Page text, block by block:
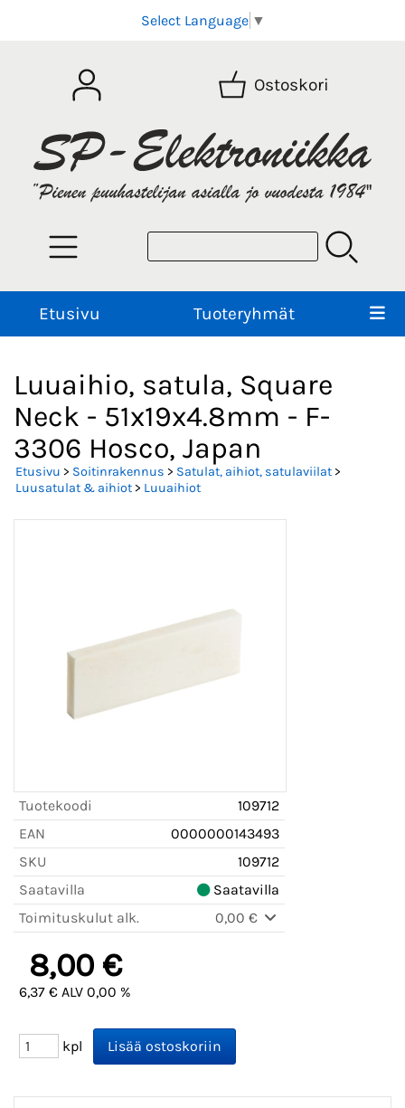
Select Language ▼
Ostoskori
Etusivu Tuoteryhmät
Luuaihio, satula, Square
Neck - 51x19x4.8mm - F-
3306 Hosco, Japan
Etusivu > Soitinrakennus > Satulat, aihiot, satulaviilat>
Luusatulat & aihiot> Luuaihiot
Tuotekoodi
109712
EAN
0000000143493
SKU
109712
Saatavilla
Saatavilla
Toimituskulut alk.
0,00 €
8,00 €
6,37 € ALV 0,00 %
kpl